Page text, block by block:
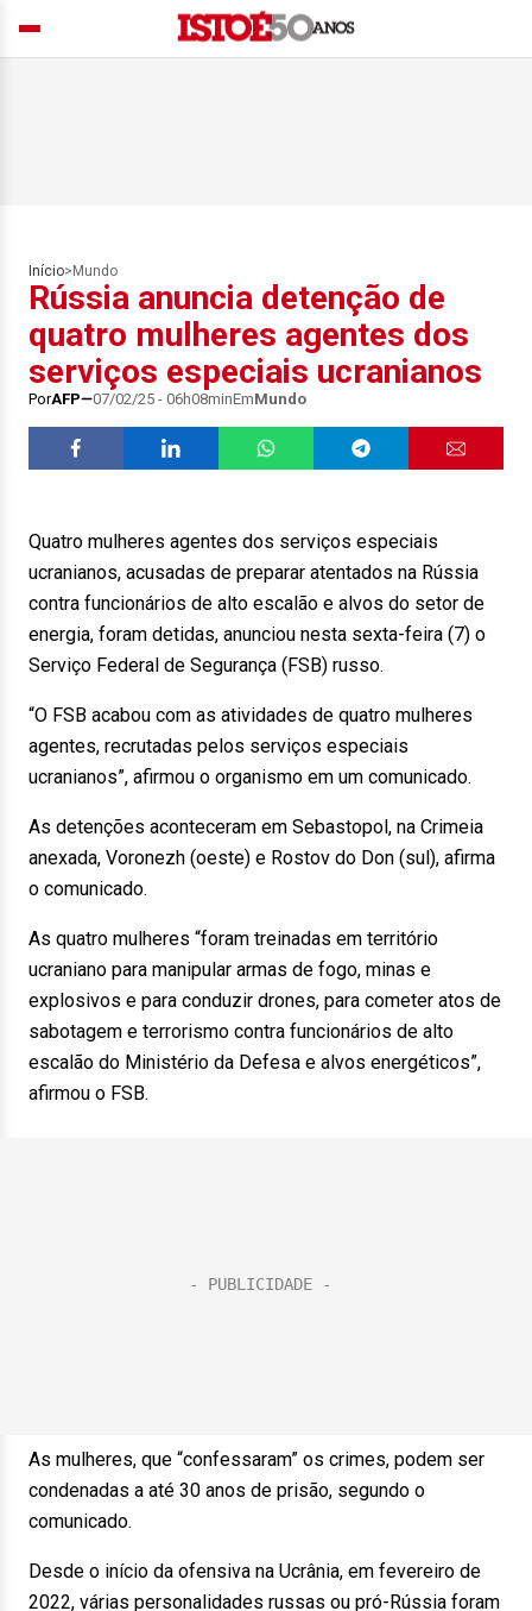
Início> Mundo
Rússia anuncia detenção de
quatro mulheres agentes dos
serviços especiais ucranianos
PorAFP 07/02/25 - 06h08minEmMundo
Quatro mulheres agentes dos serviços especiais
ucranianos, acusadas de preparar atentados na Rússia
contra funcionários de alto escalão e alvos do setor de
energia, foram detidas, anunciou nesta sexta-feira (7) o
Serviço Federal de Segurança (FSB) russo.
“O FSB acabou com as atividades de quatro mulheres
agentes, recrutadas pelos serviços especiais
ucranianos”, afirmou o organismo em um comunicado.
As detenções aconteceram em Sebastopol, na Crimeia
anexada, Voronezh (oeste) e Rostov do Don (sul), afirma
o comunicado.
As quatro mulheres “foram treinadas em território
ucraniano para manipular armas de fogo, minas e
explosivos e para conduzir drones, para cometer atos de
sabotagem e terrorismo contra funcionários de alto
escalão do Ministério da Defesa e alvos energéticos”,
afirmou o FSB.
As mulheres, que “confessaram” os crimes, podem ser
condenadas a até 30 anos de prisão, segundo o
comunicado.
Desde o início da ofensiva na Ucrânia, em fevereiro de
2022, várias personalidades russas ou pró-Rússia foram